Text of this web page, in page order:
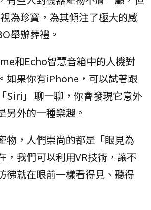
為珍寶，為其傾注了極大的感
舉辦葬禮。
和Echo智慧音箱中的人機對
如果你有iPhone，可以試著跟
Siri」 聊一聊，你會發現它意外
另外的一種樂趣。
物，人們崇尚的都是「眼見為
，我們可以利用VR技術，讓不
彿就在眼前一樣看得見、聽得